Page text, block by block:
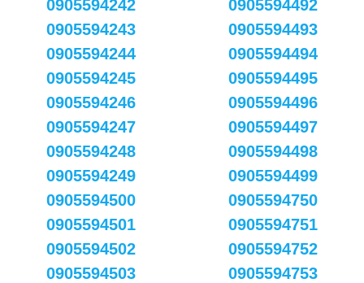
0905594242
0905594243
0905594244
0905594245
0905594246
0905594247
0905594248
0905594249
0905594492
0905594493
0905594494
0905594495
0905594496
0905594497
0905594498
0905594499
0905594500
0905594501
0905594502
0905594503
0905594750
0905594751
0905594752
0905594753